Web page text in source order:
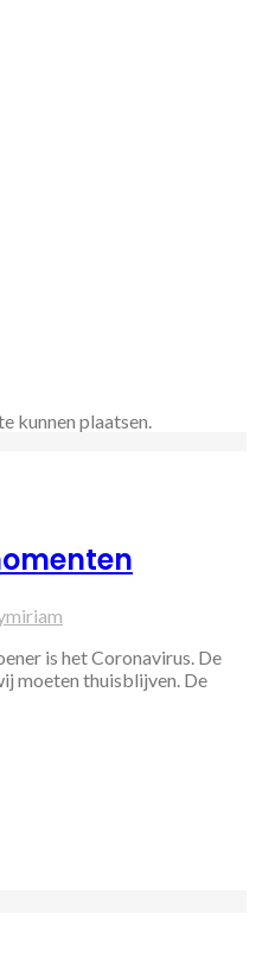
kunnen plaatsen.
is het Coronavirus. De
moeten thuisblijven. De